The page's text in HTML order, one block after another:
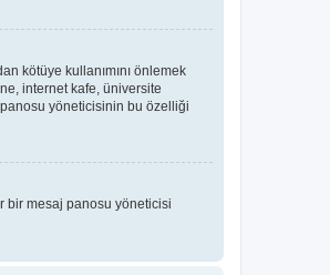
kötüye kullanımını önlemek
internet kafe, üniversite
yöneticisinin bu özelliği
bir mesaj panosu yöneticisi